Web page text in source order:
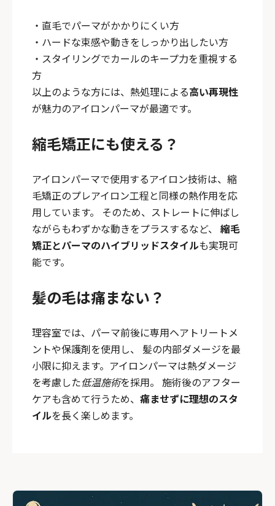
・直毛でパーマがかかりにくい方
・ハードな束感や動きをしっかり出したい方
・スタイリングでカールのキープ力を重視する
方
以上のような方には、熱処理による高い再現性
が魅力のアイロンパーマが最適です。
縮毛矯正にも使える？
アイロンパーマで使用するアイロン技術は、縮
毛矯正のプレアイロン工程と同様の熱作用を応
用しています。 そのため、ストレートに伸ばし
ながらもわずかな動きをプラスするなど、 縮毛
矯正とパーマのハイブリッドスタイルも実現可
能です。
髪の毛は痛まない？
理容室では、パーマ前後に専用ヘアトリートメ
ントや保護剤を使用し、 髪の内部ダメージを最
小限に抑えます。アイロンパーマは熱ダメージ
を考慮した低温施術を採用。 施術後のアフター
ケアも含めて行うため、 痛ませずに理想のスタ
イルを長く楽しめます。